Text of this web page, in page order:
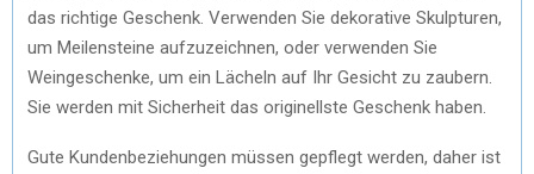
das richtige Geschenk. Verwenden Sie dekorative Skulpturen,
um Meilensteine ​​aufzuzeichnen, oder verwenden Sie
Weingeschenke, um ein Lächeln auf Ihr Gesicht zu zaubern.
Sie werden mit Sicherheit das originellste Geschenk haben.
Gute Kundenbeziehungen müssen gepflegt werden, daher ist